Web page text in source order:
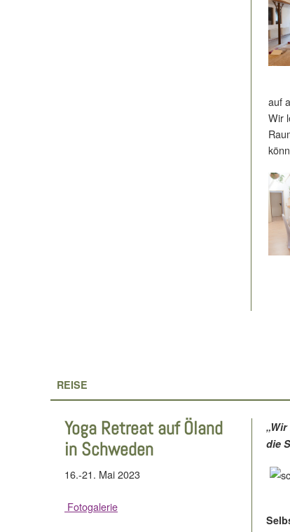
auf
Wir
REISE
Yoga Retreat auf Öland
in Schweden
16.-21. Mai 2023
Fotogalerie
die